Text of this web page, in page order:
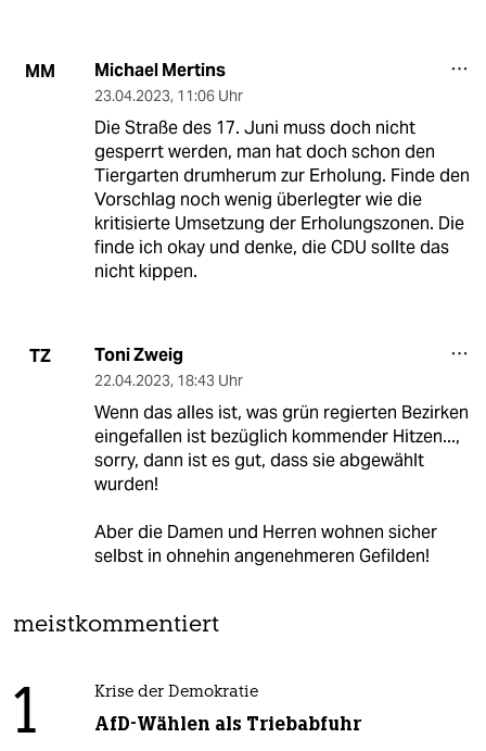
MM Michael Mertins
23.04.2023, 11:06 Uhr
Die Straße des 17. Juni muss doch nicht
gesperrt werden, man hat doch schon den
Tiergarten drumherum zur Erholung. Finde den
Vorschlag noch wenig überlegter wie die
kritisierte Umsetzung der Erholungszonen. Die
finde ich okay und denke, die CDU sollte das
nicht kippen.
TZ Toni Zweig
22.04.2023, 18:43 Uhr
Wenn das alles ist, was grün regierten Bezirken
eingefallen ist bezüglich kommender Hitzen...,
sorry, dann ist es gut, dass sie abgewählt
wurden!
Aber die Damen und Herren wohnen sicher
selbst in ohnehin angenehmeren Gefilden!
meistkommentiert
1 Krise der Demokratie
AfD-Wählen als Triebabfuhr